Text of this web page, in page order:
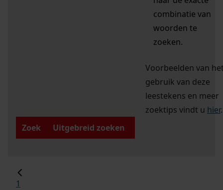
combinatie van
woorden te
zoeken.
Voorbeelden van
gebruik van deze
leestekens en meer
zoektips vindt u hier.
Zoek
Uitgebreid zoeken
1